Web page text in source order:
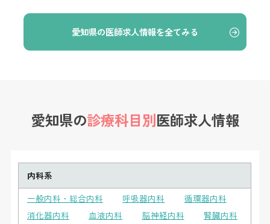
愛知県の医師求人情報を全てみる
愛知県の診療科目別医師求人情報
内科系
一般内科・総合内科
呼吸器内科
循環器内科
消化器内科
血液内科 脳神経内科
腎臓内科